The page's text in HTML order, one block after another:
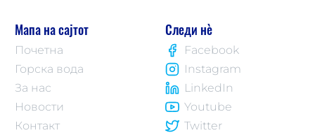
Мапа на сајтот
Почетна
Горска вода
За нас
Новости
Контакт
Следи нè
Facebook
Instagram
LinkedIn
Youtube
Twitter